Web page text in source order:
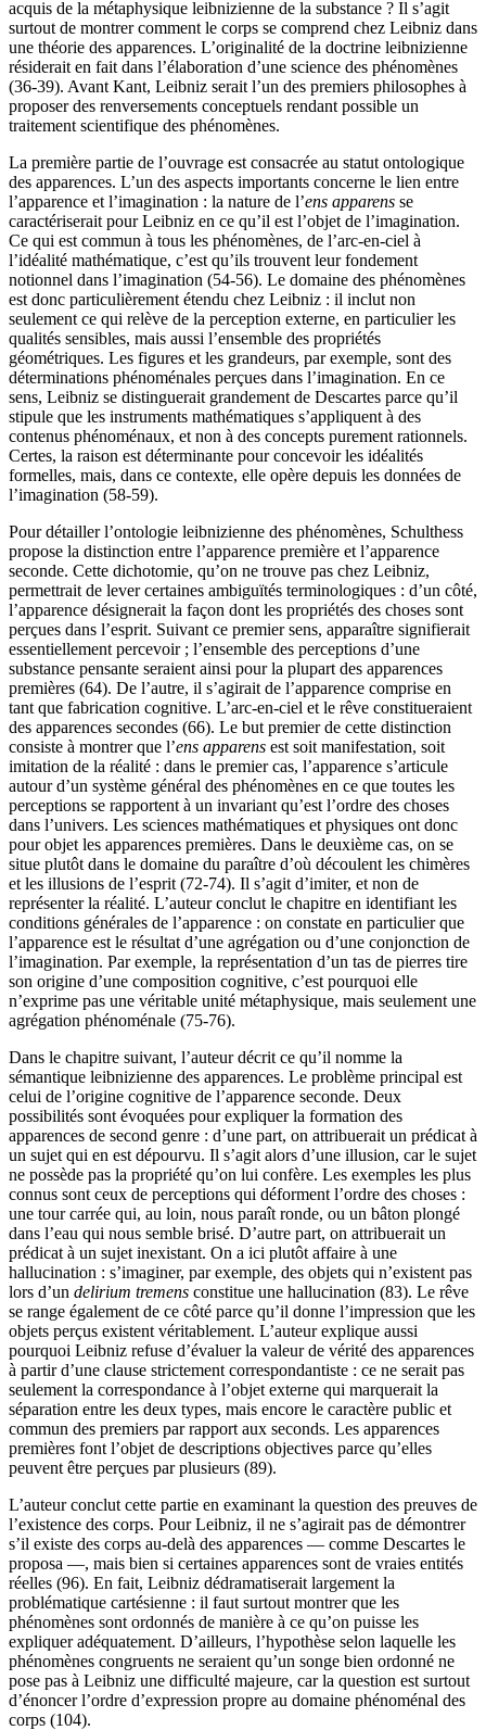
acquis de la métaphysique leibnizienne de la substance ? Il s’agit
surtout de montrer comment le corps se comprend chez Leibniz dans
une théorie des apparences. L’originalité de la doctrine leibnizienne
résiderait en fait dans l’élaboration d’une science des phénomènes
(36-39). Avant Kant, Leibniz serait l’un des premiers philosophes à
proposer des renversements conceptuels rendant possible un
traitement scientifique des phénomènes.
La première partie de l’ouvrage est consacrée au statut ontologique
des apparences. L’un des aspects importants concerne le lien entre
l’apparence et l’imagination : la nature de l’ens apparens se
caractériserait pour Leibniz en ce qu’il est l’objet de l’imagination.
Ce qui est commun à tous les phénomènes, de l’arc-en-ciel à
l’idéalité mathématique, c’est qu’ils trouvent leur fondement
notionnel dans l’imagination (54-56). Le domaine des phénomènes
est donc particulièrement étendu chez Leibniz : il inclut non
seulement ce qui relève de la perception externe, en particulier les
qualités sensibles, mais aussi l’ensemble des propriétés
géométriques. Les figures et les grandeurs, par exemple, sont des
déterminations phénoménales perçues dans l’imagination. En ce
sens, Leibniz se distinguerait grandement de Descartes parce qu’il
stipule que les instruments mathématiques s’appliquent à des
contenus phénoménaux, et non à des concepts purement rationnels.
Certes, la raison est déterminante pour concevoir les idéalités
formelles, mais, dans ce contexte, elle opère depuis les données de
l’imagination (58-59).
Pour détailler l’ontologie leibnizienne des phénomènes, Schulthess
propose la distinction entre l’apparence première et l’apparence
seconde. Cette dichotomie, qu’on ne trouve pas chez Leibniz,
permettrait de lever certaines ambiguïtés terminologiques : d’un côté,
l’apparence désignerait la façon dont les propriétés des choses sont
perçues dans l’esprit. Suivant ce premier sens, apparaître signifierait
essentiellement percevoir ; l’ensemble des perceptions d’une
substance pensante seraient ainsi pour la plupart des apparences
premières (64). De l’autre, il s’agirait de l’apparence comprise en
tant que fabrication cognitive. L’arc-en-ciel et le rêve constitueraient
des apparences secondes (66). Le but premier de cette distinction
consiste à montrer que l’ens apparens est soit manifestation, soit
imitation de la réalité : dans le premier cas, l’apparence s’articule
autour d’un système général des phénomènes en ce que toutes les
perceptions se rapportent à un invariant qu’est l’ordre des choses
dans l’univers. Les sciences mathématiques et physiques ont donc
pour objet les apparences premières. Dans le deuxième cas, on se
situe plutôt dans le domaine du paraître d’où découlent les chimères
et les illusions de l’esprit (72-74). Il s’agit d’imiter, et non de
représenter la réalité. L’auteur conclut le chapitre en identifiant les
conditions générales de l’apparence : on constate en particulier que
l’apparence est le résultat d’une agrégation ou d’une conjonction de
l’imagination. Par exemple, la représentation d’un tas de pierres tire
son origine d’une composition cognitive, c’est pourquoi elle
n’exprime pas une véritable unité métaphysique, mais seulement une
agrégation phénoménale (75-76).
Dans le chapitre suivant, l’auteur décrit ce qu’il nomme la
sémantique leibnizienne des apparences. Le problème principal est
celui de l’origine cognitive de l’apparence seconde. Deux
possibilités sont évoquées pour expliquer la formation des
apparences de second genre : d’une part, on attribuerait un prédicat à
un sujet qui en est dépourvu. Il s’agit alors d’une illusion, car le sujet
ne possède pas la propriété qu’on lui confère. Les exemples les plus
connus sont ceux de perceptions qui déforment l’ordre des choses :
une tour carrée qui, au loin, nous paraît ronde, ou un bâton plongé
dans l’eau qui nous semble brisé. D’autre part, on attribuerait un
prédicat à un sujet inexistant. On a ici plutôt affaire à une
hallucination : s’imaginer, par exemple, des objets qui n’existent pas
lors d’un delirium tremens constitue une hallucination (83). Le rêve
se range également de ce côté parce qu’il donne l’impression que les
objets perçus existent véritablement. L’auteur explique aussi
pourquoi Leibniz refuse d’évaluer la valeur de vérité des apparences
à partir d’une clause strictement correspondantiste : ce ne serait pas
seulement la correspondance à l’objet externe qui marquerait la
séparation entre les deux types, mais encore le caractère public et
commun des premiers par rapport aux seconds. Les apparences
premières font l’objet de descriptions objectives parce qu’elles
peuvent être perçues par plusieurs (89).
L’auteur conclut cette partie en examinant la question des preuves de
l’existence des corps. Pour Leibniz, il ne s’agirait pas de démontrer
s’il existe des corps au-delà des apparences — comme Descartes le
proposa —, mais bien si certaines apparences sont de vraies entités
réelles (96). En fait, Leibniz dédramatiserait largement la
problématique cartésienne : il faut surtout montrer que les
phénomènes sont ordonnés de manière à ce qu’on puisse les
expliquer adéquatement. D’ailleurs, l’hypothèse selon laquelle les
phénomènes congruents ne seraient qu’un songe bien ordonné ne
pose pas à Leibniz une difficulté majeure, car la question est surtout
d’énoncer l’ordre d’expression propre au domaine phénoménal des
corps (104).